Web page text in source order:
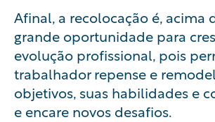
Afinal, a recolocação é, acima
grande oportunidade para
evolução profissional, pois
trabalhador repense e
objetivos, suas habilidades e
e encare novos desafios.